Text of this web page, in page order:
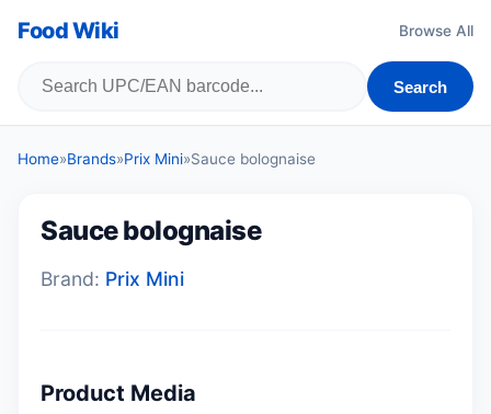
Food Wiki Browse All
Search
Home»Brands»Prix Mini»Sauce bolognaise
Sauce bolognaise
Brand: Prix Mini
Product Media